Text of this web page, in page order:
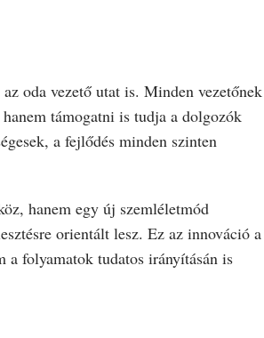
oda vezető utat is. Minden vezetőnek
támogatni is tudja a dolgozók
a fejlődés minden szinten
hanem egy új szemléletmód
orientált lesz. Ez az innováció a
a folyamatok tudatos irányításán is